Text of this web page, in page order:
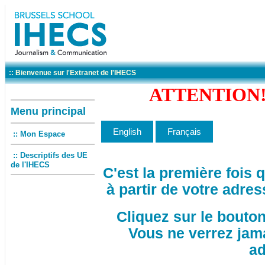
:: Bienvenue sur l'Extranet de l'IHECS
Menu principal
:: Mon Espace
:: Descriptifs des UE
de l'IHECS
C'est la première fois
à partir de votre
Cliquez sur le
Vous ne verrez